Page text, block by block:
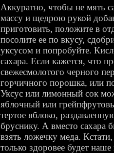
Аккуратно, чтобы не мять
массу и щедрою рукой
приготовить, положите в
посолите ее по вкусу,
уксусом и попробуйте.
сахара. Если кажется, что
свежесмолотого черного
горчичного порошка, или
Уксус или лимонный сок
яблочный или
тертое яблоко,
бруснику. А вместо сахара
взять ложечку меда.
только здоровее будет